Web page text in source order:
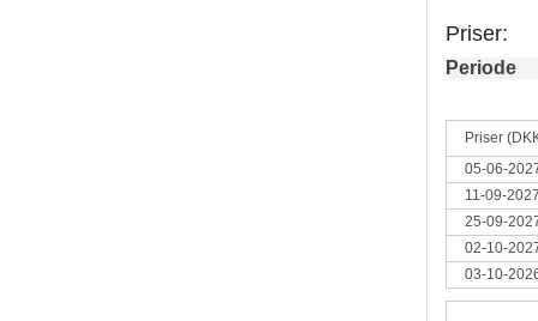
Priser:
Periode
Priser
05-06-
11-09-
25-09-
02-10-
03-10-